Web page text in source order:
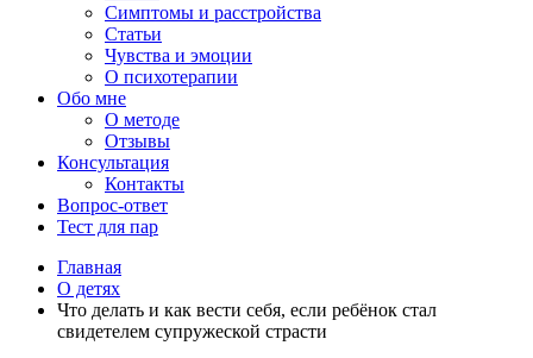
Симптомы и расстройства
Статьи
Чувства и эмоции
О психотерапии
Обо мне
О методе
Отзывы
Консультация
Контакты
Вопрос-ответ
Тест для пар
Главная
О детях
Что делать и как вести себя, если ребёнок стал
свидетелем супружеской страсти